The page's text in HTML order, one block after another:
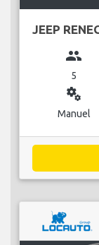
JEEP
group
5
miscellaneous_services
Manuel